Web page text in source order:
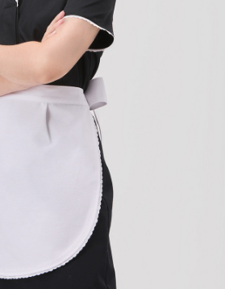
Crear lista de Favoritos
Cancelar Iniciar sesión